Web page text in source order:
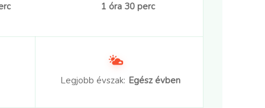
1 óra 30 perc
Legjobb évszak: Egész évben